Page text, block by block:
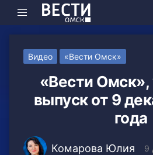
Видео «Вести Омск»
«Вести Омск»,
выпуск от 9
года
Комарова Юлия 9